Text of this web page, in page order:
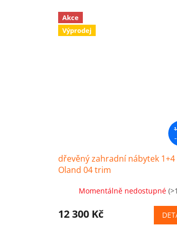
Akce
Výprodej
dřevěný zahradní nábytek 1+4
Oland 04 trim
Momentálně nedostupné
12 300 Kč